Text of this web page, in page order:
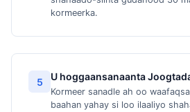
kormeerka.
5 U hoggaansanaanta
Kormeer sanadle ah oo
baahan yahay si loo ilaaliyo